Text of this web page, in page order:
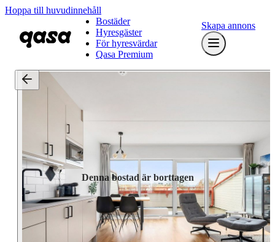
Hoppa till huvudinnehåll
Bostäder
Hyresgäster
För hyresvärdar
Qasa Premium
Skapa annons
Denna bostad är borttagen